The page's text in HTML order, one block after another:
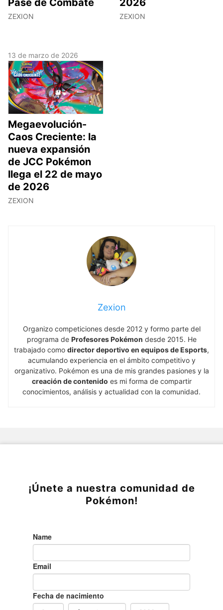
ZEXION ZEXION
13 de marzo de 2026
Megaevolución-
Caos Creciente: la
nueva expansión
de JCC Pokémon
llega el 22 de mayo
de 2026
ZEXION
Zexion
Organizo competiciones desde 2012 y formo parte del
programa de Profesores Pokémon desde 2015. He
trabajado como director deportivo en equipos de Esports,
acumulando experiencia en el ámbito competitivo y
organizativo. Pokémon es una de mis grandes pasiones y la
creación de contenido es mi forma de compartir
conocimientos, análisis y actualidad con la comunidad.
¡Únete a nuestra comunidad de
Pokémon!